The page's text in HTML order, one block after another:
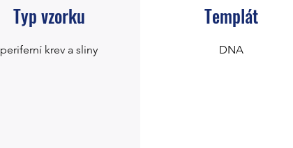
Typ vzorku
periferní krev a sliny
Templát
DNA